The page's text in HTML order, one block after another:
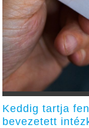
Keddig tartja
bevezetett